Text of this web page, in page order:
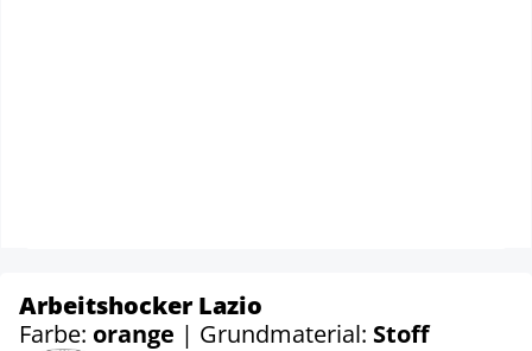
Arbeitshocker Lazio
Farbe: orange | Grundmaterial: Stoff